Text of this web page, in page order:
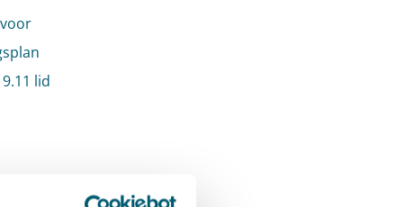
lid